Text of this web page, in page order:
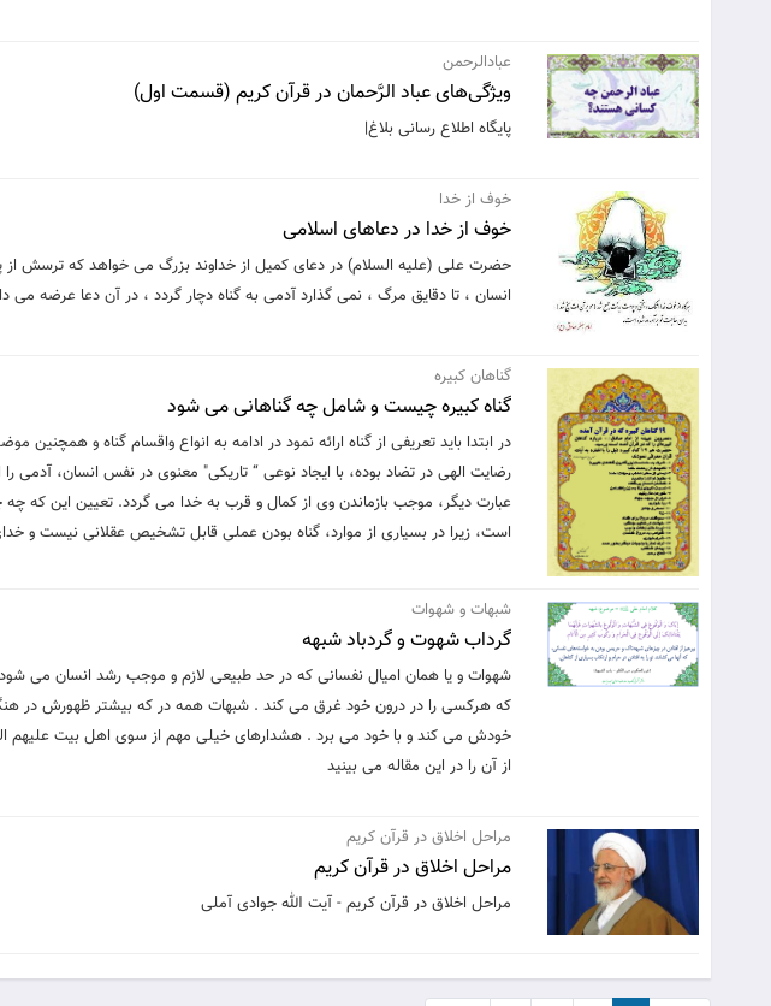
عبادالرحمن
ويژگی‌های عباد الرَّحمان در قرآن كريم (قسمت اول)
پایگاه اطلاع رسانی بلاغ|
خوف از خدا
خوف از خدا در دعاهاى اسلامى
حضرت على (عليه السلام) در دعاى كميل از خداوند بزرگ مى خواهد كه ترسش از
انسان ، تا دقايق مرگ ، نمى گذارد آدمى به گناه دچار گردد ، در آن دعا عرضه مى
گناهان کبیره
گناه کبیره چیست و شامل چه گناهانی می شود
در ابتدا باید تعریفی از گناه ارائه نمود در ادامه به انواع واقسام گناه و
رضایت الهی در تضاد بوده، با ایجاد نوعی “ تاریکی" معنوی در نفس انسان، آدمی
عبارت دیگر، موجب بازماندن وی از کمال و قرب به خدا می گردد. تعیین این که
است، زیرا در بسیاری از موارد، گناه بودن عملی قابل تشخیص عقلانی نیست و
شبهات و شهوات
گرداب شهوت و گردباد شبهه
شهوات و یا همان امیال نفسانی که در حد طبیعی لازم و موجب رشد انسان می
که هرکسی را در درون خود غرق می کند . شبهات همه در که بیشتر ظهورش در
خودش می کند و با خود می برد . هشدارهای خیلی مهم از سوی اهل بیت علیهم
از آن را در این مقاله می بینید
مراحل اخلاق در قرآن کریم
مراحل اخلاق در قرآن کریم
مراحل اخلاق در قرآن کریم - آیت الله جوادی آملی